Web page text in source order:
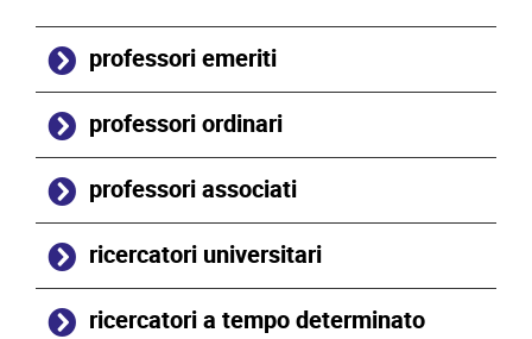
professori emeriti
professori ordinari
professori associati
ricercatori universitari
ricercatori a tempo determinato